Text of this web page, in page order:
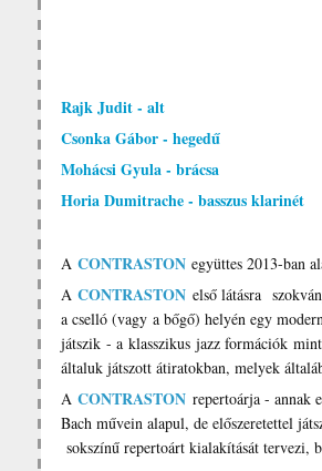
Rajk Judit - alt
Csonka Gábor - hegedű
Mohácsi Gyula - brácsa
Horia Dumitrache - basszus klarinét
A CONTRASTON együttes 2013-ban
ACONTRASTON első látásra
a cselló (vagy a bőgő) helyén egy
játszik - a klasszikus jazz formációk
általuk játszott átiratokban, melyek
ACONTRASTON repertoárja - annak
Bach művein alapul, de előszeretettel
sokszínű repertoárt kialakítását tervezi,